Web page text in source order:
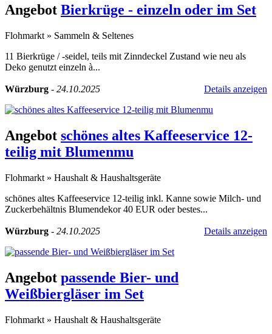
Angebot Bierkrüge - einzeln oder im Set
Flohmarkt » Sammeln & Seltenes
11 Bierkrüge / -seidel, teils mit Zinndeckel Zustand wie neu als
Deko genutzt einzeln à...
Würzburg - 24.10.2025 Details anzeigen
Angebot schönes altes Kaffeeservice 12-
teilig mit Blumenmu
Flohmarkt » Haushalt & Haushaltsgeräte
schönes altes Kaffeeservice 12-teilig inkl. Kanne sowie Milch- und
Zuckerbehältnis Blumendekor 40 EUR oder bestes...
Würzburg - 24.10.2025 Details anzeigen
Angebot passende Bier- und
Weißbiergläser im Set
Flohmarkt » Haushalt & Haushaltsgeräte